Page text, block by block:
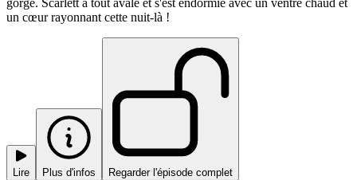
gorge. Scarlett a tout avalé et s'est endormie avec un ventre chaud et
un cœur rayonnant cette nuit-là !
Lire Plus d'infos Regarder l'épisode complet